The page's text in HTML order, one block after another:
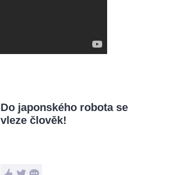
Do japonského robota se
vleze člověk!